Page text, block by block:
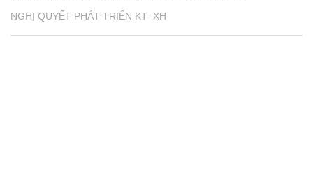
NGHỊ QUYẾT PHÁT TRIỂN KT- XH